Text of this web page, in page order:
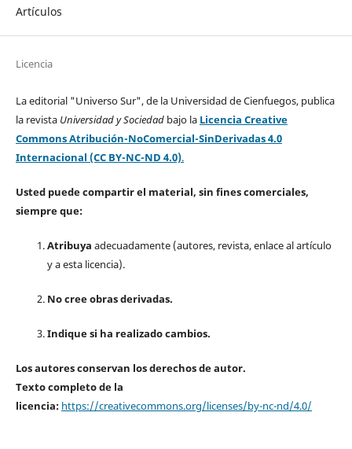
Artículos
Licencia
La editorial "Universo Sur", de la Universidad de Cienfuegos, publica
la revista Universidad y Sociedad bajo la Licencia Creative
Commons Atribución-NoComercial-SinDerivadas 4.0
Internacional (CC BY-NC-ND 4.0).
Usted puede compartir el material, sin fines comerciales,
siempre que:
Atribuya adecuadamente (autores, revista, enlace al artículo
y a esta licencia).
No cree obras derivadas.
Indique si ha realizado cambios.
Los autores conservan los derechos de autor.
Texto completo de la
licencia: https://creativecommons.org/licenses/by-nc-nd/4.0/